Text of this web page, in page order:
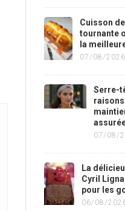
Cuisson
tournante
la
07/08/2026
Serre-
07/08/
La
Cyril
pour les
06/08/